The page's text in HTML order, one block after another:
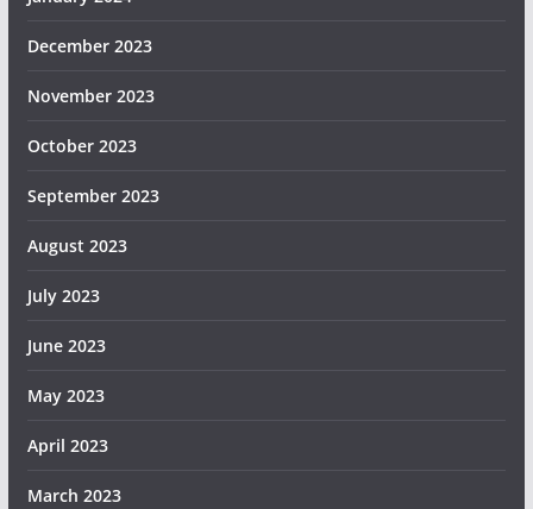
December 2023
November 2023
October 2023
September 2023
August 2023
July 2023
June 2023
May 2023
April 2023
March 2023